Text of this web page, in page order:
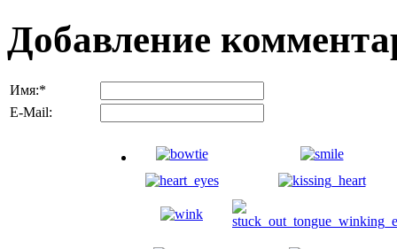
Добавление
Имя:*
E-Mail: